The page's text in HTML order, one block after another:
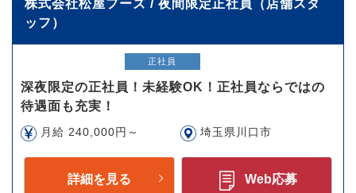
株式会社松屋フーズ / 夜間限定正社員（店舗スタ
ッフ）
正社員
深夜限定の正社員！未経験OK！正社員ならではの
待遇面も充実！
月給 240,000円～ 埼玉県川口市
詳細を見る Web応募